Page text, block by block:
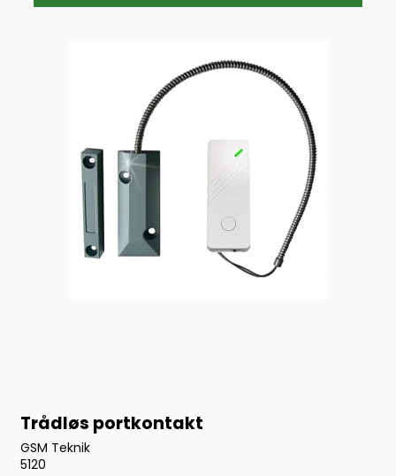
Trådløs portkontakt
GSM Teknik
5120